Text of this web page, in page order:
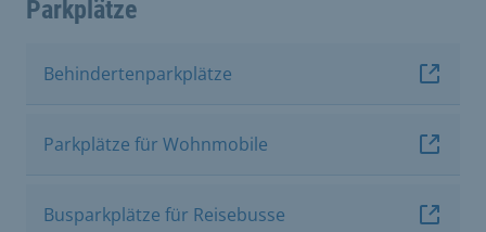
Parkplätze
Behindertenparkplätze
Parkplätze für Wohnmobile
Busparkplätze für Reisebusse